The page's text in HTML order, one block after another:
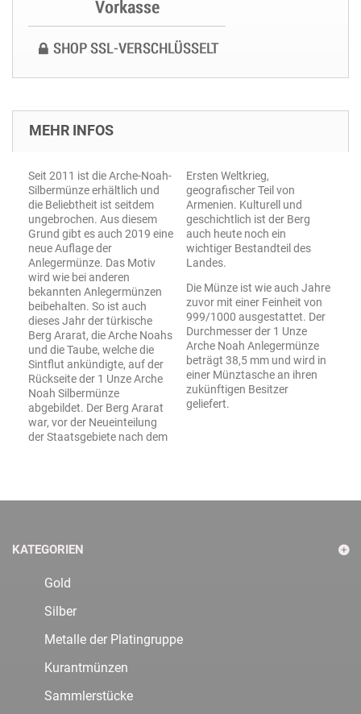
MEHR INFOS
Seit 2011 ist die Arche-Noah-
Silbermünze erhältlich und
die Beliebtheit ist seitdem
ungebrochen. Aus diesem
Grund gibt es auch 2019 eine
neue Auflage der
Anlegermünze. Das Motiv
wird wie bei anderen
bekannten Anlegermünzen
beibehalten. So ist auch
dieses Jahr der türkische
Berg Ararat, die Arche Noahs
und die Taube, welche die
Sintflut ankündigte, auf der
Rückseite der 1 Unze Arche
Noah Silbermünze
abgebildet. Der Berg Ararat
war, vor der Neueinteilung
der Staatsgebiete nach dem
Ersten Weltkrieg,
geografischer Teil von
Armenien. Kulturell und
geschichtlich ist der Berg
auch heute noch ein
wichtiger Bestandteil des
Landes.
Die Münze ist wie auch Jahre
zuvor mit einer Feinheit von
999/1000 ausgestattet. Der
Durchmesser der 1 Unze
Arche Noah Anlegermünze
beträgt 38,5 mm und wird in
einer Münztasche an ihren
zukünftigen Besitzer
geliefert.
KATEGORIEN
Gold
Silber
Metalle der Platingruppe
Kurantmünzen
Sammlerstücke